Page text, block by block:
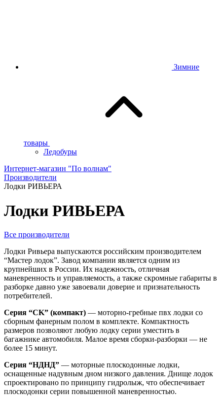
Зимние
товары
Ледобуры
Интернет-магазин "По волнам"
Производители
Лодки РИВЬЕРА
Лодки РИВЬЕРА
Все производители
Лодки Ривьера выпускаются российским производителем
“Мастер лодок”. Завод компании является одним из
крупнейших в России. Их надежность, отличная
маневренность и управляемость, а также скромные габариты в
разборке давно уже завоевали доверие и признательность
потребителей.
Серия “CK” (компакт) — моторно-гребные пвх лодки со
сборным фанерным полом в комплекте. Компактность
размеров позволяют любую лодку серии уместить в
багажнике автомобиля. Малое время сборки-разборки — не
более 15 минут.
Серия “НДНД” — моторные плоскодонные лодки,
оснащенные надувным дном низкого давления. Днище лодок
спроектировано по принципу гидролыж, что обеспечивает
плоскодонки серии повышенной маневренностью.